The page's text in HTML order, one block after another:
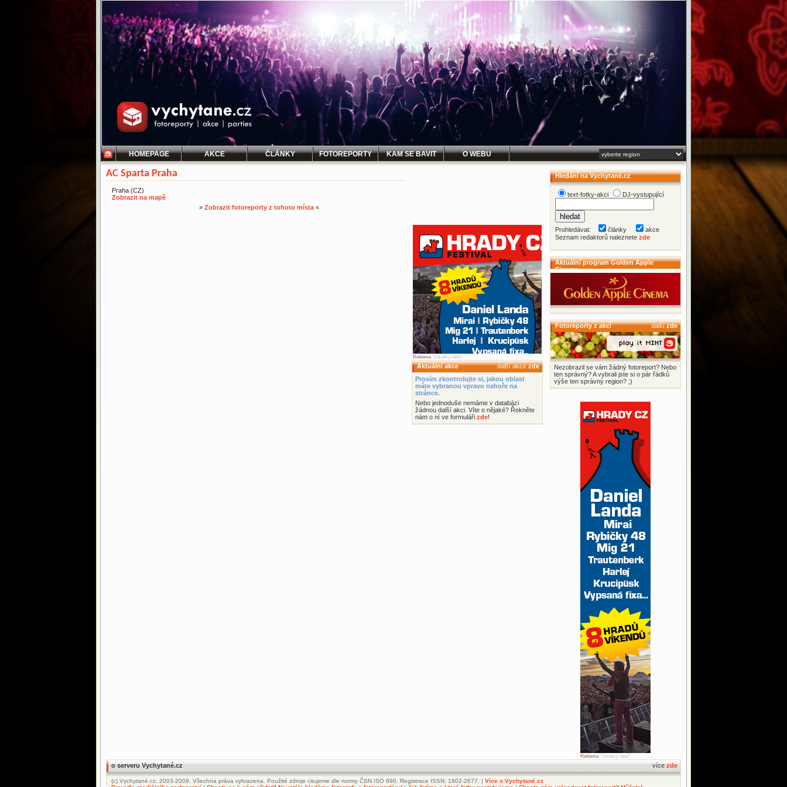
HOMEPAGE AKCE ČLÁNKY FOTOREPORTY KAM SE BAVIT O WEBU
AC Sparta Praha
Praha (CZ)
Zobrazit na mapě
» Zobrazit fotoreporty z tohoto místa«
Reklama. Chcete ji také?
Aktuální akce další akcezde
Prosím zkontrolujte si, jakou oblast
máte vybranou vpravo nahoře na
stránce.
Nebo jednoduše nemáme v databázi
žádnou další akci. Víte o nějaké? Řekněte
nám o ní ve formuláři zde!
Hledání na Vychytané.cz
text-fotky-akci DJ-vystupující
Prohledávat: články
akce
Seznam redaktorů naleznete zde
Aktuální program Golden Apple
Cinema
Fotoreporty z akcí dalšízde
Nezobrazil se vám žádný fotoreport? Nebo
ten správný? A vybrali jste si o pár řádků
výše ten správný region? ;)
Reklama. Chcete ji také?
o serveru Vychytané.cz více zde
(c) Vychytané.cz, 2003-2009. Všechna práva vyhrazena. Použité zdroje citujeme dle normy ČSN ISO 690. Registrace ISSN: 1802-2677. | Více o Vychytané.cz